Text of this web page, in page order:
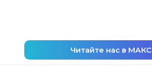
Читайте нас в МАКС